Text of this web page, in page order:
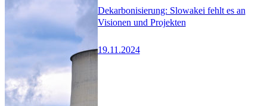
Dekarbonisierung: Slowakei fehlt es an
Visionen und Projekten
19.11.2024